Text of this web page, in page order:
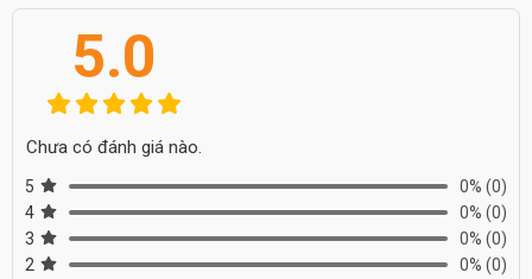
5.0
Chưa có đánh giá nào.
5 0% (0)
4
0% (0)
3
0% (0)
2
0% (0)